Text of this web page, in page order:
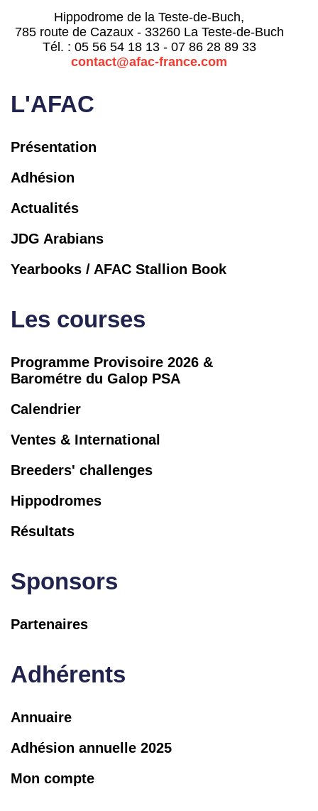
L'AFAC
Présentation
Adhésion
Actualités
JDG Arabians
Yearbooks / AFAC Stallion Book
Les courses
Programme Provisoire 2026 &
Barométre du Galop PSA
Calendrier
Ventes & International
Breeders' challenges
Hippodromes
Résultats
Sponsors
Partenaires
Adhérents
Annuaire
Adhésion annuelle 2025
Mon compte
Hippodrome de la Teste-de-Buch,
785 route de Cazaux - 33260 La Teste-de-Buch
Tél. : 05 56 54 18 13 - 07 86 28 89 33
contact@afac-france.com